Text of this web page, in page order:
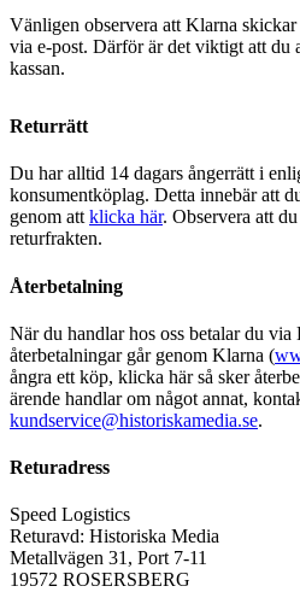
Vänligen observera att Klarna
via e-post. Därför är det viktigt att du
kassan.
Returrätt
Du har alltid 14 dagars ångerrätt i
konsumentköplag. Detta innebär att
genom att klicka här. Observera att
returfrakten.
Återbetalning
När du handlar hos oss betalar du
återbetalningar går genom Klarna (
ångra ett köp, klicka här så sker
ärende handlar om något annat,
kundservice@historiskamedia.se.
Returadress
Speed Logistics
Returavd: Historiska Media
Metallvägen 31, Port 7-11
19572 ROSERSBERG